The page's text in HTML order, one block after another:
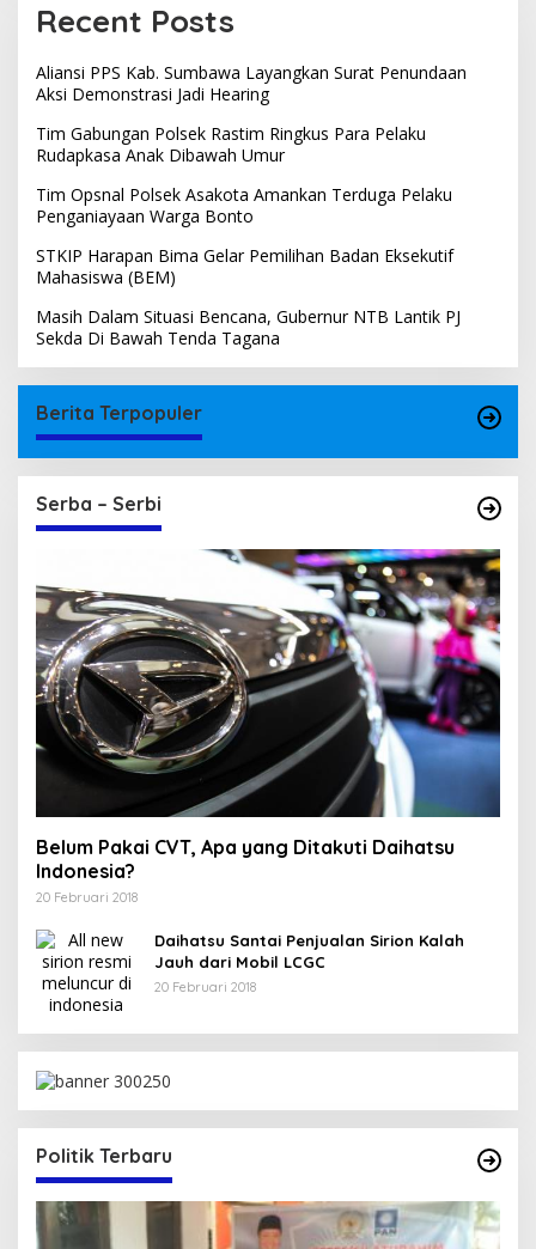
Recent Posts
Aliansi PPS Kab. Sumbawa Layangkan Surat Penundaan
Aksi Demonstrasi Jadi Hearing
Tim Gabungan Polsek Rastim Ringkus Para Pelaku
Rudapkasa Anak Dibawah Umur
Tim Opsnal Polsek Asakota Amankan Terduga Pelaku
Penganiayaan Warga Bonto
STKIP Harapan Bima Gelar Pemilihan Badan Eksekutif
Mahasiswa (BEM)
Masih Dalam Situasi Bencana, Gubernur NTB Lantik PJ
Sekda Di Bawah Tenda Tagana
Berita Terpopuler
Serba – Serbi
Belum Pakai CVT, Apa yang Ditakuti Daihatsu
Indonesia?
20 Februari 2018
Daihatsu Santai Penjualan Sirion Kalah
Jauh dari Mobil LCGC
20 Februari 2018
Politik Terbaru